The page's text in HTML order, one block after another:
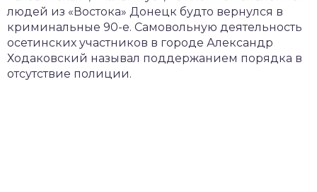
людей из «Востока» Донецк будто вернулся в
криминальные 90-е. Самовольную деятельность
осетинских участников в городе Александр
Ходаковский называл поддержанием порядка в
отсутствие полиции.